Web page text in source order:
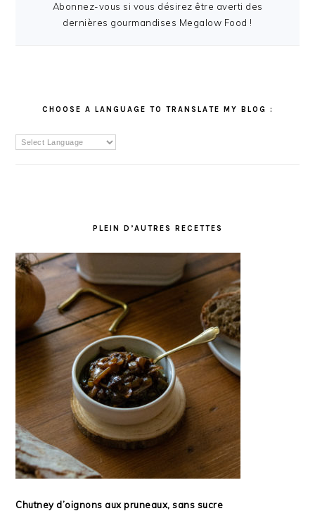
Abonnez-vous si vous désirez être averti des
dernières gourmandises Megalow Food !
CHOOSE A LANGUAGE TO TRANSLATE MY BLOG :
PLEIN D’AUTRES RECETTES
Chutney d’oignons aux pruneaux, sans sucre